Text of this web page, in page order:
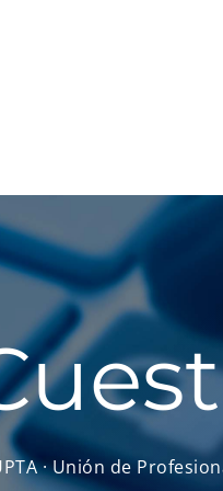
· Unión de